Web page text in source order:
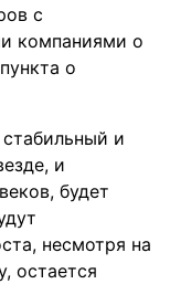
с
компаниями о
о
и
и
будет
несмотря на
остается